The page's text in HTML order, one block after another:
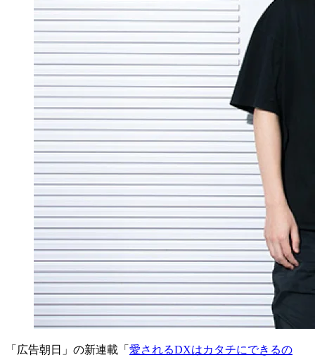
「広告朝日」の新連載「 愛されるDXはカタチにできるの